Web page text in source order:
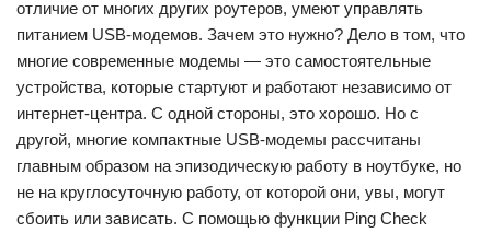
отличие от многих других роутеров, умеют управлять
питанием USB-модемов. Зачем это нужно? Дело в том, что
многие современные модемы — это самостоятельные
устройства, которые стартуют и работают независимо от
интернет-центра. С одной стороны, это хорошо. Но с
другой, многие компактные USB-модемы рассчитаны
главным образом на эпизодическую работу в ноутбуке, но
не на круглосуточную работу, от которой они, увы, могут
сбоить или зависать. С помощью функции Ping Check